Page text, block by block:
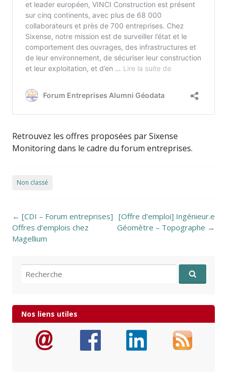
Retrouvez les offres proposées par Sixense
Monitoring dans le cadre du forum entreprises.
Non classé
Post navigation
← [CDI – Forum entreprises]
Offres d’emplois chez
Magellium
[Offre d’emploi] Ingénieur.e
Géomètre – Topographe →
Recherche pour:
Nos liens utiles